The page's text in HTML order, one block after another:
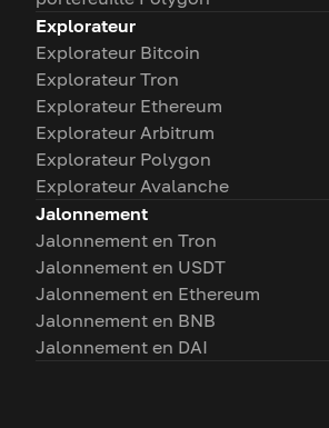
Explorateur
Explorateur Bitcoin
Explorateur Tron
Explorateur Ethereum
Explorateur Arbitrum
Explorateur Polygon
Explorateur Avalanche
Jalonnement
Jalonnement en Tron
Jalonnement en USDT
Jalonnement en Ethereum
Jalonnement en BNB
Jalonnement en DAI